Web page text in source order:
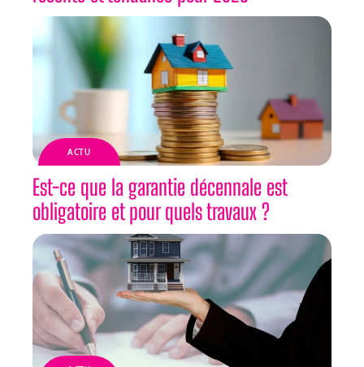
ACTU
Est-ce que la garantie décennale est
obligatoire et pour quels travaux ?